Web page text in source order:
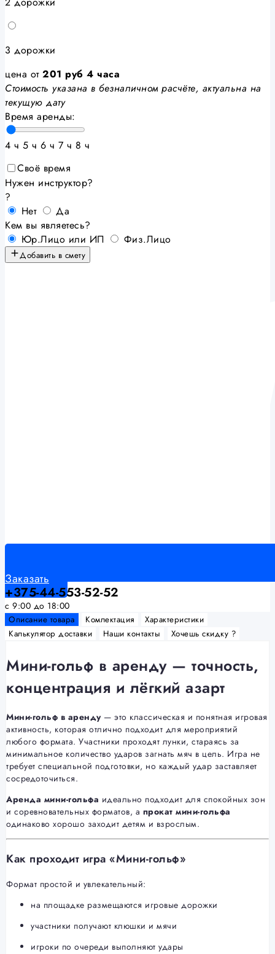
3 дорожки
цена от 201 руб 4 часа
Стоимость указана в безналичном расчёте, актуальна на
текущую дату
Время аренды:
4 ч 5 ч 6 ч 7 ч 8 ч
Своё время
Нужен инструктор?
?
Нет
Да
Кем вы являетесь?
Юр.Лицо или ИП
Физ.Лицо
Добавить в смету
Заказать
+375-44-553-52-52
с 9:00 до 18:00
Описание товара Комлектация
Характеристики
Калькулятор доставки
Наши контакты Хочешь скидку ?
Мини-гольф в аренду — точность,
концентрация и лёгкий азарт
Мини-гольф в аренду— это классическая и понятная игровая
активность, которая отлично подходит для мероприятий
любого формата. Участники проходят лунки, стараясь за
минимальное количество ударов загнать мяч в цель. Игра не
требует специальной подготовки, но каждый удар заставляет
сосредоточиться.
Аренда мини-гольфа идеально подходит для спокойных зон
и соревновательных форматов, а прокат мини-гольфа
одинаково хорошо заходит детям и взрослым.
Как проходит игра «Мини-гольф»
Формат простой и увлекательный:
на площадке размещаются игровые дорожки
участники получают клюшки и мячи
игроки по очереди выполняют удары